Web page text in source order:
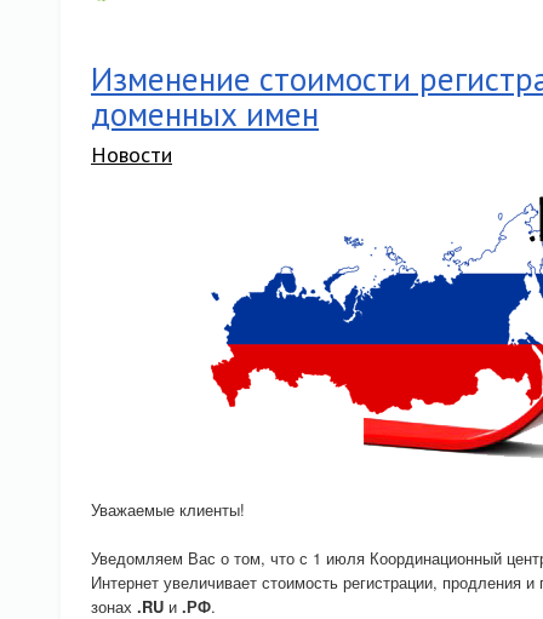
Изменение стоимости
доменных имен
Новости
Уважаемые клиенты!
Уведомляем Вас о том, что с 1 июля Координационный
Интернет увеличивает стоимость регистрации, продления
зонах .RU и .РФ.